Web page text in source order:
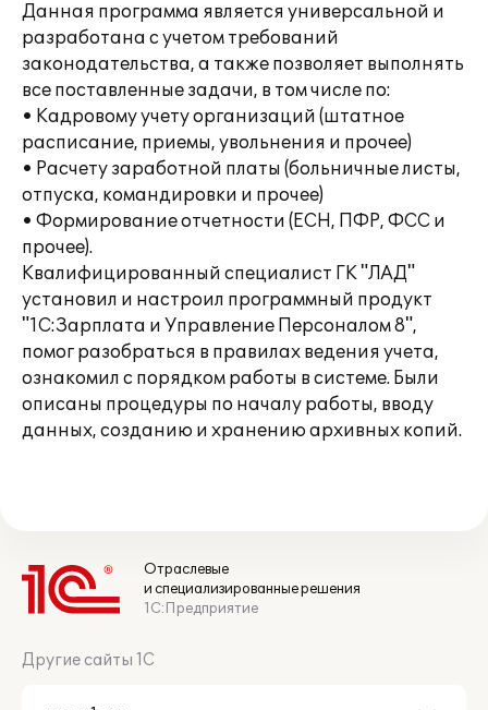
Данная программа является универсальной и
разработана с учетом требований
законодательства, а также позволяет выполнять
все поставленные задачи, в том числе по:
• Кадровому учету организаций (штатное
расписание, приемы, увольнения и прочее)
• Расчету заработной платы (больничные листы,
отпуска, командировки и прочее)
• Формирование отчетности (ЕСН, ПФР, ФСС и
прочее).
Квалифицированный специалист ГК "ЛАД"
установил и настроил программный продукт
"1С:Зарплата и Управление Персоналом 8",
помог разобраться в правилах ведения учета,
ознакомил с порядком работы в системе. Были
описаны процедуры по началу работы, вводу
данных, созданию и хранению архивных копий.
Отраслевые
и специализированные решения
1С:Предприятие
Другие сайты 1С